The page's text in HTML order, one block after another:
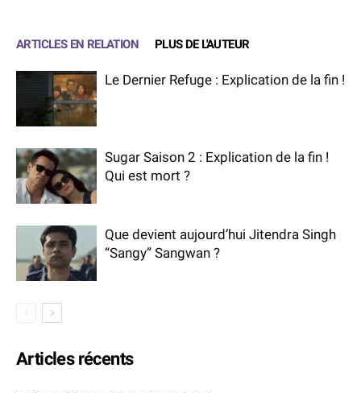
ARTICLES EN RELATION PLUS DE L'AUTEUR
Le Dernier Refuge : Explication de la fin !
Sugar Saison 2 : Explication de la fin !
Qui est mort ?
Que devient aujourd’hui Jitendra Singh
“Sangy” Sangwan ?
Articles récents